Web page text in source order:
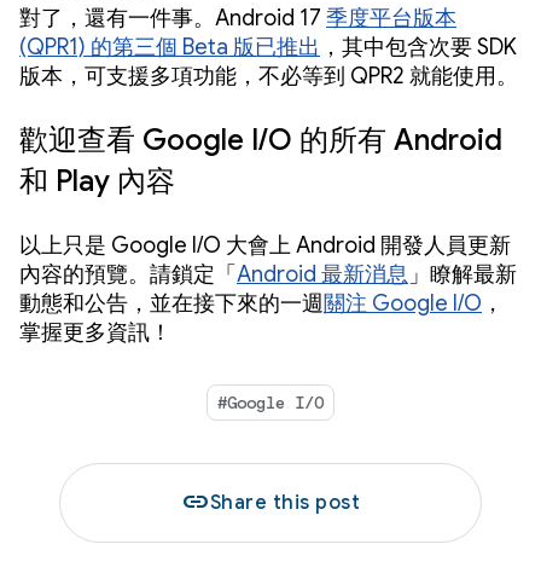
對了，還有一件事。Android 17 季度平台版本
(QPR1) 的第三個 Beta 版已推出 ，其中包含次要 SDK
版本，可支援多項功能，不必等到 QPR2 就能使用。
歡迎查看 Google I/O 的所有 Android
和 Play 內容
以上只是 Google I/O 大會上 Android 開發人員更新
內容的預覽。請鎖定「 Android 最新消息 」瞭解最新
動態和公告，並在接下來的一週關注 Google I/O ，
掌握更多資訊！
#Google I/O
linkShare this post